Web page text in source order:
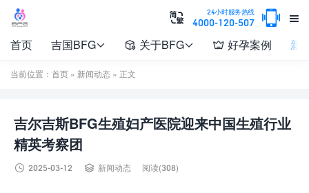

24小时服务热线
4000-120-507 

首页 吉国BFG  关于BFG  好孕案例 新
当前位置： 首页 » 新闻动态 » 正文
吉尔吉斯BFG生殖妇产医院迎来中国生殖行业
精英考察团
 2025-03-12  新闻动态 阅读(308)